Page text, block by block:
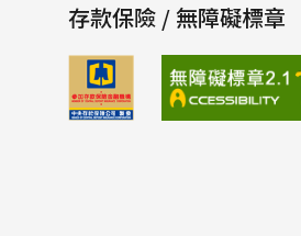
銀行共組聯貸案，引導資金運用於環境永
支持和運國際推動低碳能源和綠色交通業
長期發展，並為促進社會綠色經濟轉型及
永續做出貢獻。 本案為中國境內台資租賃
件結合綠色貸款與永續連結貸款的聯貸
以亞太區貸款市場公會發佈的《綠色貸款
存款保險 / 無障礙標章